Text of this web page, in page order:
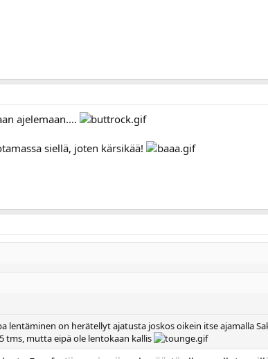
ajelemaan....
siellä, joten kärsikää!
lentäminen on herätellyt ajatusta joskos oikein itse ajamalla
tms, mutta eipä ole lentokaan kallis